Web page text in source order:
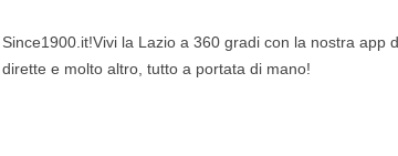
la Lazio a 360 gradi con la nostra app
e molto altro, tutto a portata di mano!